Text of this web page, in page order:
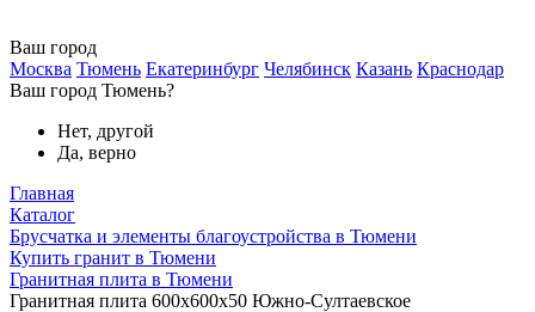
Ваш город
Москва Тюмень Екатеринбург Челябинск Казань Краснодар
Ваш город Тюмень?
Нет, другой
Да, верно
Главная
Каталог
Брусчатка и элементы благоустройства в Тюмени
Купить гранит в Тюмени
Гранитная плита в Тюмени
Гранитная плита 600х600x50 Южно-Султаевское